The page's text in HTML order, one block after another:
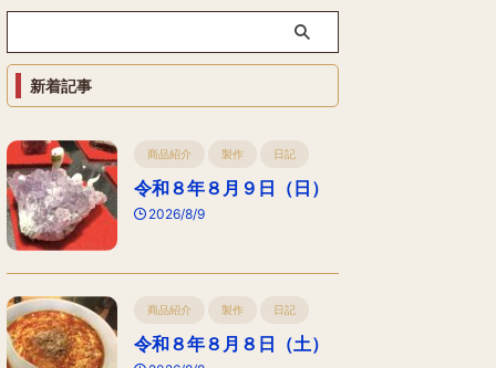
新着記事
商品紹介 製作 日記
令和８年８月９日（日）
2026/8/9
商品紹介 製作 日記
令和８年８月８日（土）